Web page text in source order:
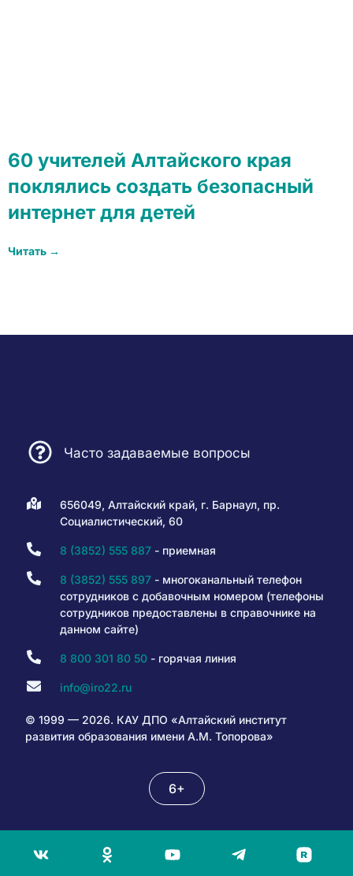
60 учителей Алтайского края
поклялись создать безопасный
интернет для детей
Читать →
Часто задаваемые вопросы
656049, Алтайский край, г. Барнаул, пр.
Социалистический, 60
8 (3852) 555 887- приемная
8 (3852) 555 897- многоканальный телефон
сотрудников с добавочным номером (телефоны
сотрудников предоставлены в справочнике на
данном сайте)
8 800 301 80 50- горячая линия
info@iro22.ru
© 1999 — 2026. КАУ ДПО «Алтайский институт
развития образования имени А.М. Топорова»
6+